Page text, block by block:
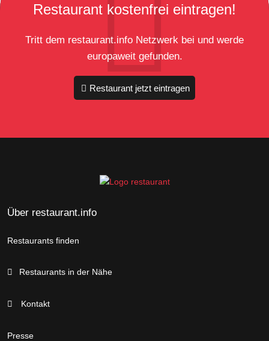
Restaurant kostenfrei eintragen!
Tritt dem restaurant.info Netzwerk bei und werde
europaweit gefunden.
Restaurant jetzt eintragen
Über restaurant.info
Restaurants finden
Restaurants in der Nähe
Kontakt
Presse